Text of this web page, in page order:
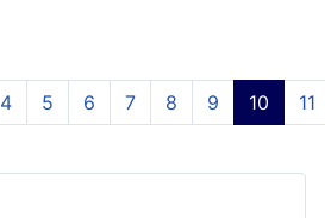
4 5 6 7 8 9 10 11